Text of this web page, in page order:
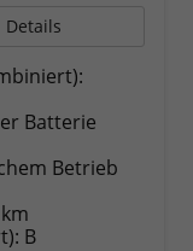
Details
Batterie
Betrieb
B